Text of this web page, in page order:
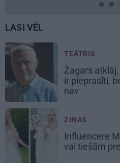
LASI VĒL
TEĀTRIS
Žagars
ir pieprasīti,
nav
ZIŅAS
Influencere
vai tiešām